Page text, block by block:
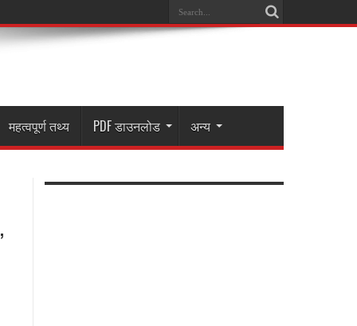
महत्वपूर्ण तथ्य PDF डाउनलोड अन्य